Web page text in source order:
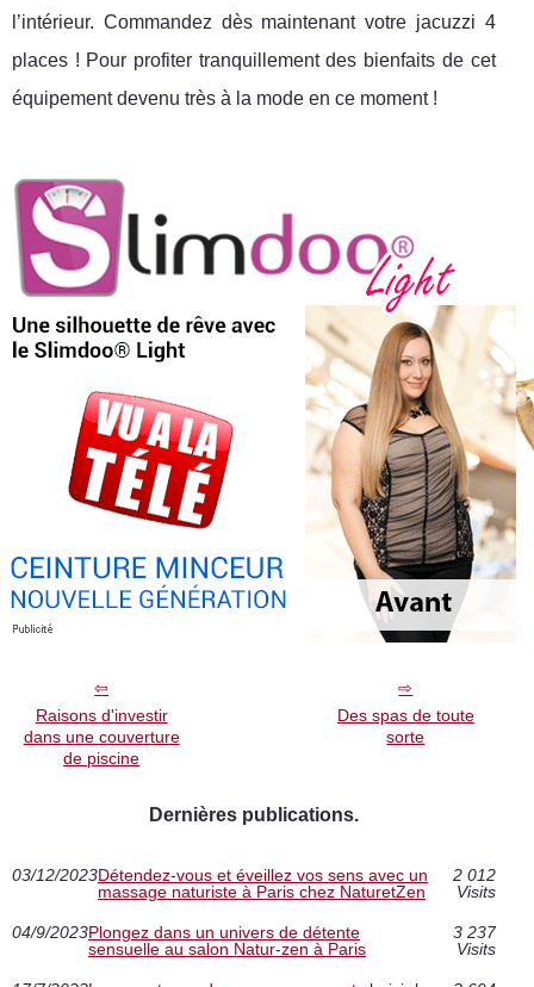
l’intérieur. Commandez dès maintenant votre jacuzzi 4
places ! Pour profiter tranquillement des bienfaits de cet
équipement devenu très à la mode en ce moment !
Raisons d'investir
dans une couverture
de piscine
Des spas de toute
sorte
Dernières publications.
03/12/2023Détendez-vous et éveillez vos sens avec un
massage naturiste à Paris chez NaturetZen
2 012
Visits
04/9/2023Plongez dans un univers de détente
sensuelle au salon Natur-zen à Paris
3 237
Visits